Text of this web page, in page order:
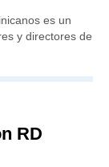
es un
y directores de
RD